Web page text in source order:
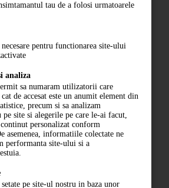
Termeni si conditii
de confidentialitate
ANPC
tau de a folosi urmatoarele
pentru functionarea site-ului
analiza
sa numaram utilizatorii care
de accesat este un anumit element din
precum si sa analizam
pe site si alegerile pe care le-ai facut,
personalizat conform
asemenea, informatiile colectate ne
performanta site-ului si a
pe site-ul nostru in baza unor